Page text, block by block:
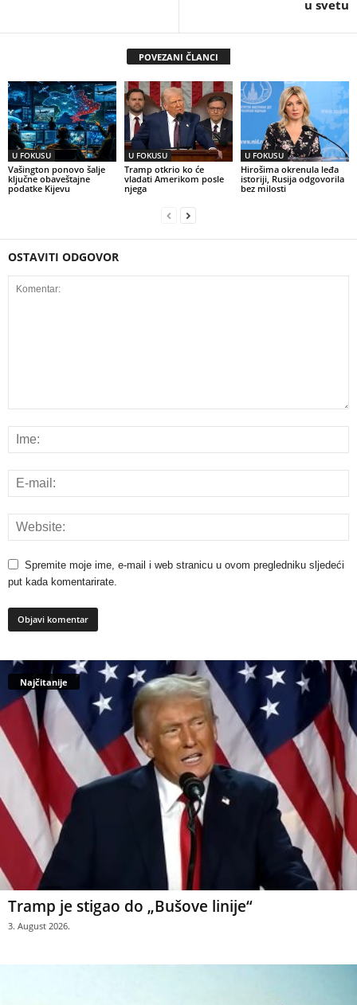
u svetu
POVEZANI ČLANCI
U FOKUSU
Vašington ponovo šalje
ključne obaveštajne
podatke Kijevu
U FOKUSU
Tramp otkrio ko će
vladati Amerikom posle
njega
U FOKUSU
Hirošima okrenula leđa
istoriji, Rusija odgovorila
bez milosti
OSTAVITI ODGOVOR
Spremite moje ime, e-mail i web stranicu u ovom pregledniku sljedeći
put kada komentarirate.
Najčitanije
Tramp je stigao do „Bušove linije“
3. August 2026.